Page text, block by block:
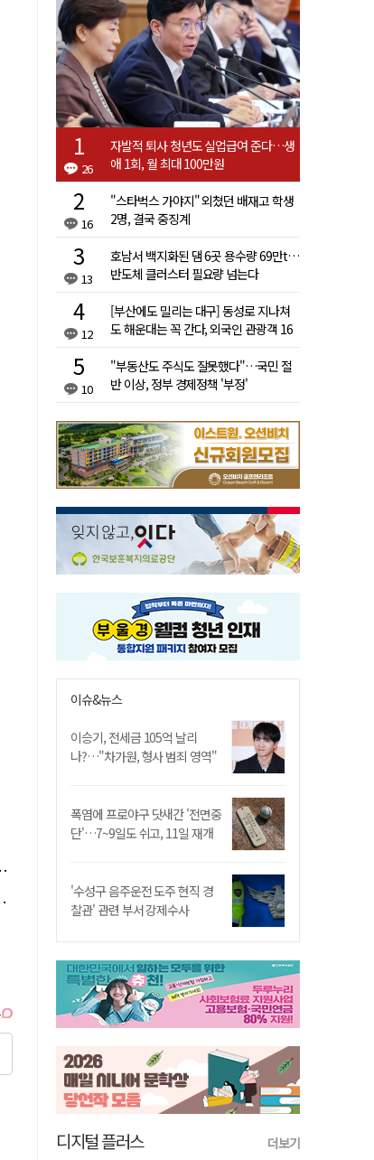
26
자발적 퇴사 청년도 실업급여 준다…생
애 1회, 월 최대 100만원
16
"스타벅스 가야지" 외쳤던 배재고 학생
2명, 결국 중징계
13
호남서 백지화된 댐 6곳 용수량 69만t…
반도체 클러스터 필요량 넘는다
12
[부산에도 밀리는 대구] 동성로 지나쳐
도 해운대는 꼭 간다, 외국인 관광객 16
10
"부동산도 주식도 잘못했다"…국민 절
반 이상, 정부 경제정책 '부정'
이슈&뉴스
이승기, 전세금 105억 날리
나?…"차가원, 형사 범죄 영역"
폭염에 프로야구 닷새간 '전면중
단'…7~9일도 쉬고, 11일 재개
'수성구 음주운전 도주 현직 경
찰관' 관련 부서 강제수사
디지털 플러스 더보기